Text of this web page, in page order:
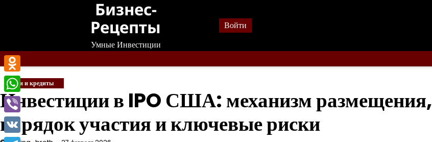
Бизнес-
Рецепты
Умные Инвестиции
Войти
Банки и кредиты
Инвестиции в IPO США: механизм размещения,
порядок участия и ключевые риски
Odnoklassniki
WhatsApp
Viber